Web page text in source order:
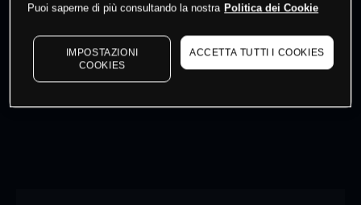
I prezzi sono solo indicativi. Accediper vedere gli ultimi
dati di mercato
to see latest market data
Puoi saperne di più consultando la nostra Politica dei Cookie
IMPOSTAZIONI
COOKIES
ACCETTA TUTTI I COOKIES